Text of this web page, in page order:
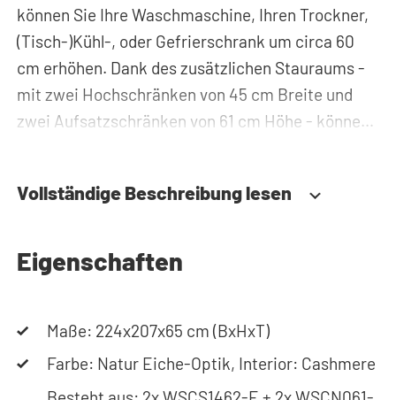
können Sie Ihre Waschmaschine, Ihren Trockner,
(Tisch-)Kühl-, oder Gefrierschrank um circa 60
cm erhöhen. Dank des zusätzlichen Stauraums -
mit zwei Hochschränken von 45 cm Breite und
zwei Aufsatzschränken von 61 cm Höhe - können
griffbereit. Zudem werden alle Rohre und
Somit sorgt der Waschmaschinenschrank für
einen aufgeräumten Hauswirtschaftsraum.
Durch die spezielle Konstruktion des Gehäuses
werden Vibrationen von Waschmaschine und
Trockner absorbiert. Des Weiteren ist der
Vollständige Beschreibung lesen
Eigenschaften
Maße: 224x207x65 cm (BxHxT)
Farbe: Natur Eiche-Optik, Interior: Cashmere